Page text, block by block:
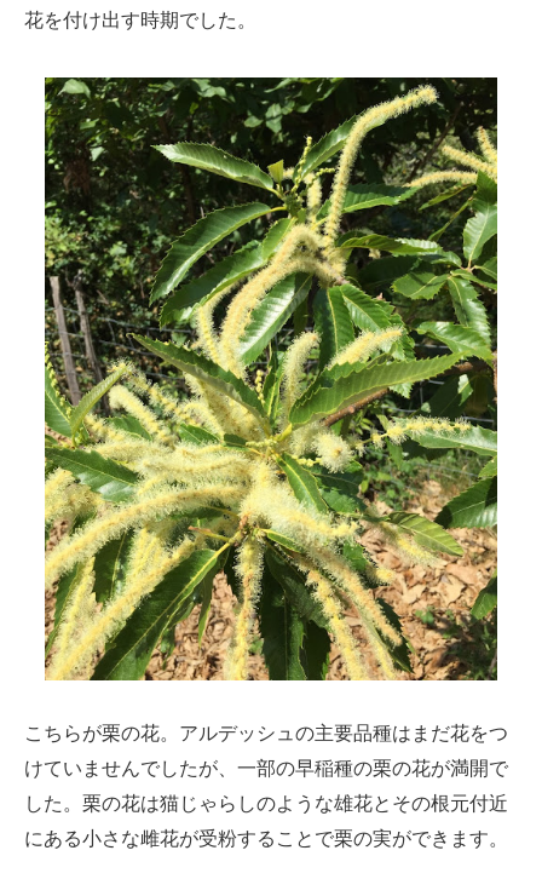
花を付け出す時期でした。
こちらが栗の花。アルデッシュの主要品種はまだ花をつ
けていませんでしたが、一部の早稲種の栗の花が満開で
した。栗の花は猫じゃらしのような雄花とその根元付近
にある小さな雌花が受粉することで栗の実ができます。